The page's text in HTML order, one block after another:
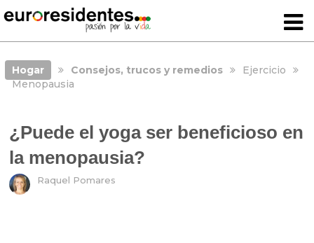
Hogar Consejos, trucos y remedios
Ejercicio
Menopausia
¿Puede el yoga ser beneficioso en
la menopausia?
Raquel Pomares